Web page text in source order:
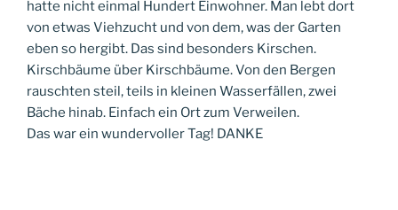
hatte nicht einmal Hundert Einwohner. Man lebt dort
von etwas Viehzucht und von dem, was der Garten
eben so hergibt. Das sind besonders Kirschen.
Kirschbäume über Kirschbäume. Von den Bergen
rauschten steil, teils in kleinen Wasserfällen, zwei
Bäche hinab. Einfach ein Ort zum Verweilen.
Das war ein wundervoller Tag! DANKE